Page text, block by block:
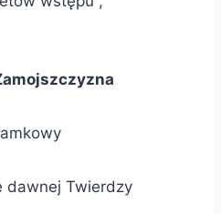
dawnej Twierdzy